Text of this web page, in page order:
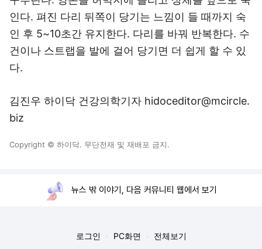
인다. 펴진 다리 뒤쪽이 당기는 느낌이 들 때까지 숙
인 후 5~10초간 유지한다. 다리를 바꿔 반복한다. 수
건이나 스트랩을 발에 걸어 당기면 더 쉽게 할 수 있
다.
김진우 하이닥 건강의학기자 hidoceditor@mcircle.
biz
Copyright © 하이닥. 무단전재 및 재배포 금지.
뉴스 밖 이야기, 다음 커뮤니티 웹에서 보기
로그인 PC화면 전체보기